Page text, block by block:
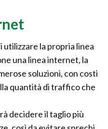
utilizzare la propria linea
una linea internet, la
soluzioni, con costi
quantità di traffico che
decidere il taglio più